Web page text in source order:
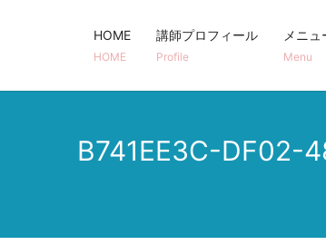
HOME
HOME
講師プロフィール
Profile
メニ
Menu
B741EE3C-DF02-